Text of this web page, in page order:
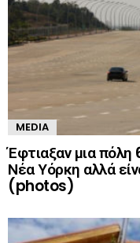
MEDIA
Έφτιαξαν μια
Νέα Υόρκη αλλά
(photos)